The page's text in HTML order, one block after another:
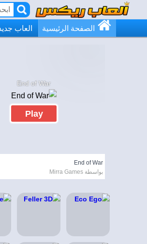
الصفحة الرئيسية العاب
End of War
Play
End of War
بواسطة Mirra Games